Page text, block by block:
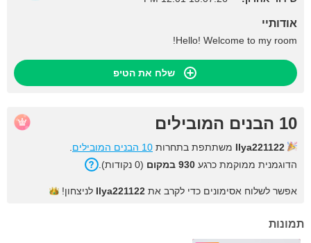
אודותיי
Hello! Welcome to my room!
שלח את הטיפ
10 הבנים המובילים
Ilya221122 משתתפת בתחרות 10 הבנים המובילים
הדוגמנית ממוקמת כרגע 930 במקום (0 נקודות).
אפשר לשלוח אסימונים כדי לקרב את Ilya221122 לניצחון!
תמונות